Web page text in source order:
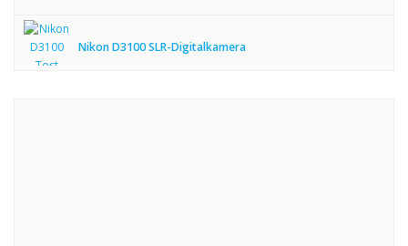
Nikon D3100 SLR-Digitalkamera